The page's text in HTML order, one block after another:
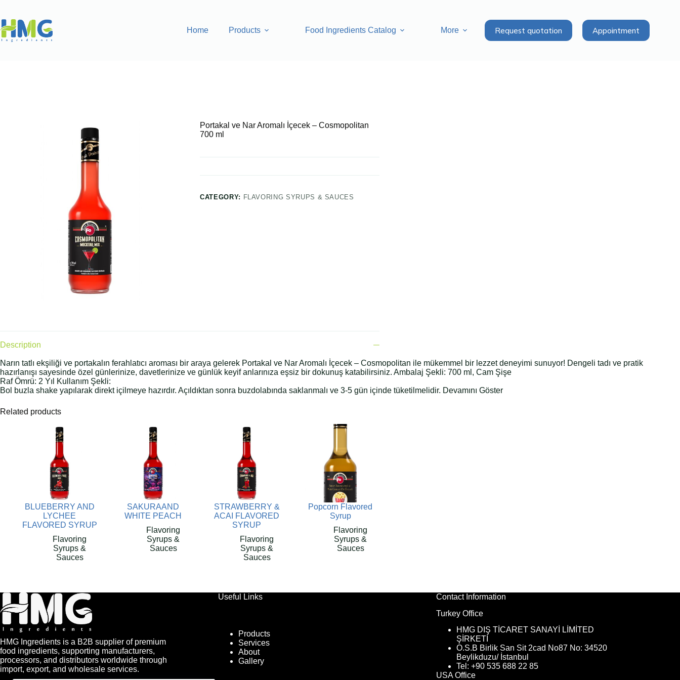
Home Products Food Ingredients Catalog More Request quotation Appointment
Portakal ve Nar Aromalı İçecek – Cosmopolitan
700 ml
CATEGORY: FLAVORING SYRUPS & SAUCES
Description
Narın tatlı ekşiliği ve portakalın ferahlatıcı aroması bir araya gelerek Portakal ve Nar Aromalı İçecek – Cosmopolitan ile mükemmel bir lezzet deneyimi sunuyor! Dengeli tadı ve pratik
hazırlanışı sayesinde özel günlerinize, davetlerinize ve günlük keyif anlarınıza eşsiz bir dokunuş katabilirsiniz. Ambalaj Şekli: 700 ml, Cam Şişe
Raf Ömrü: 2 Yıl Kullanım Şekli:
Bol buzla shake yapılarak direkt içilmeye hazırdır. Açıldıktan sonra buzdolabında saklanmalı ve 3-5 gün içinde tüketilmelidir. Devamını Göster
Related products
BLUEBERRY AND
LYCHEE
FLAVORED SYRUP
Flavoring
Syrups &
Sauces
SAKURAAND
WHITE PEACH
Flavoring
Syrups &
Sauces
STRAWBERRY &
ACAI FLAVORED
SYRUP
Flavoring
Syrups &
Sauces
Popcorn Flavored
Syrup
Flavoring
Syrups &
Sauces
HMG Ingredients is a B2B supplier of premium
food ingredients, supporting manufacturers,
processors, and distributors worldwide through
import, export, and wholesale services.
Useful Links
Products
Services
About
Gallery
Contact Information
Turkey Office
HMG DIŞ TİCARET SANAYİ LİMİTED
ŞİRKETİ
O.S.B Birlik San Sit 2cad No87 No: 34520
Beylikduzu/ İstanbul
Tel: +90 535 688 22 85
USA Office